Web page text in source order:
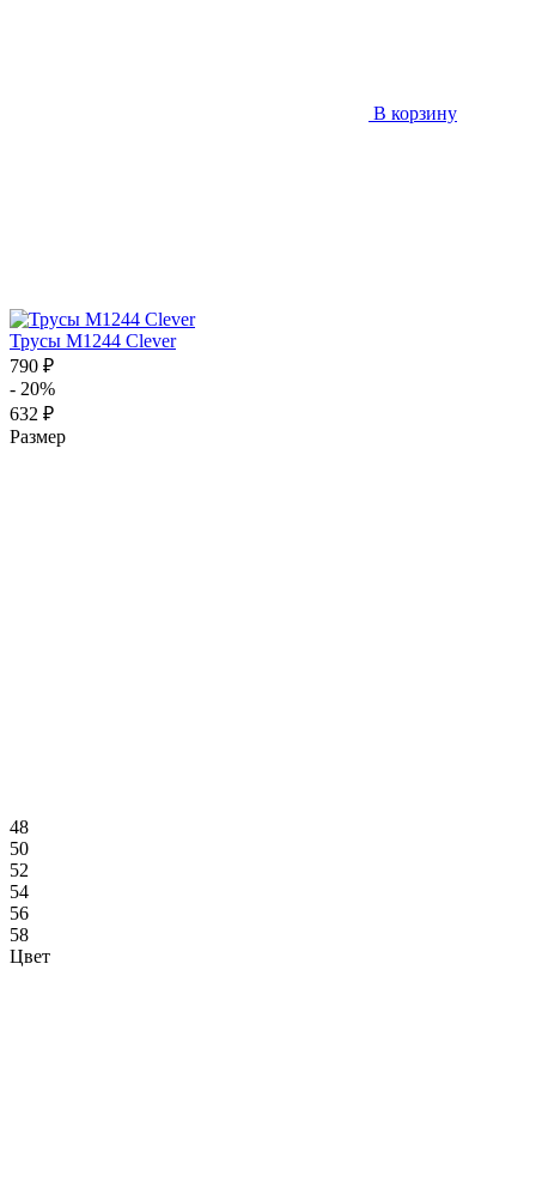
В корзину
Трусы M1244 Clever
790 ₽
- 20%
632 ₽
Размер
48
50
52
54
56
58
Цвет